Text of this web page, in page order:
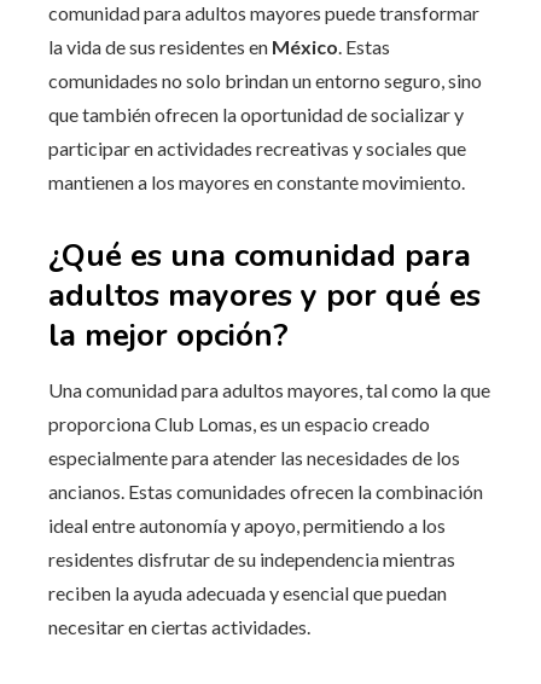
comunidad para adultos mayores puede transformar
la vida de sus residentes en México. Estas
comunidades no solo brindan un entorno seguro, sino
que también ofrecen la oportunidad de socializar y
participar en actividades recreativas y sociales que
mantienen a los mayores en constante movimiento.
¿Qué es una comunidad para
adultos mayores y por qué es
la mejor opción?
Una comunidad para adultos mayores, tal como la que
proporciona Club Lomas, es un espacio creado
especialmente para atender las necesidades de los
ancianos. Estas comunidades ofrecen la combinación
ideal entre autonomía y apoyo, permitiendo a los
residentes disfrutar de su independencia mientras
reciben la ayuda adecuada y esencial que puedan
necesitar en ciertas actividades.